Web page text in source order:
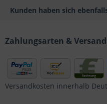
Kunden haben sich
Zahlungsarten & Versand
Versandkosten innerhalb